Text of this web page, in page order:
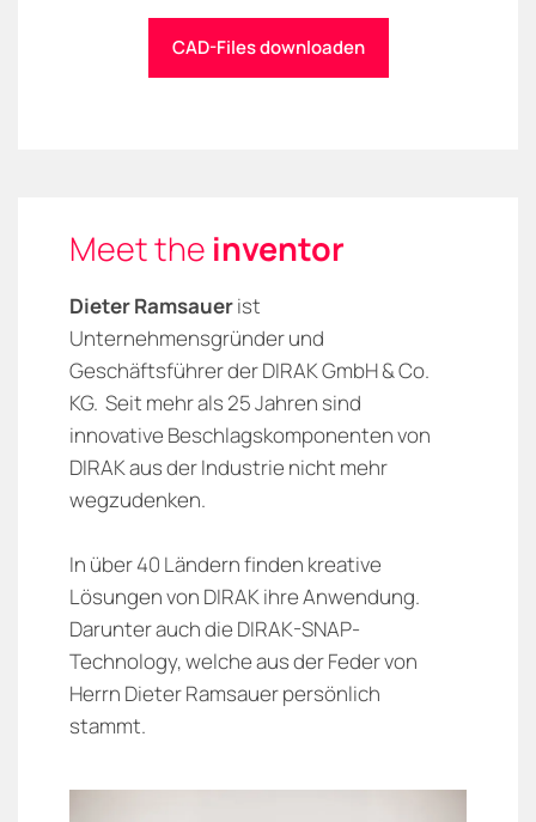
CAD-Files downloaden
Meet the inventor
Dieter Ramsauerist
Unternehmensgründer und
Geschäftsführer der DIRAK GmbH & Co.
KG. Seit mehr als 25 Jahren sind
innovative Beschlagskomponenten von
DIRAK aus der Industrie nicht mehr
wegzudenken.
In über 40 Ländern finden kreative
Lösungen von DIRAK ihre Anwendung.
Darunter auch die DIRAK-SNAP-
Technology, welche aus der Feder von
Herrn Dieter Ramsauer persönlich
stammt.